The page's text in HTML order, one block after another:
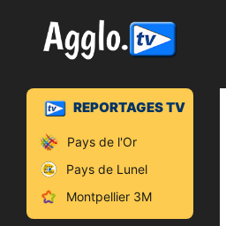
REPORTAGES TV
Pays de l'Or
Pays de Lunel
Montpellier 3M